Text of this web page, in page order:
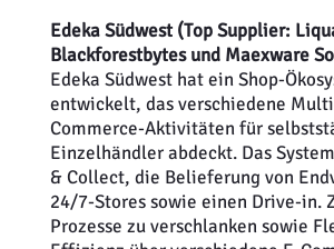
Edeka Südwest (Top Supplier:
Blackforestbytes und Maexware
Edeka Südwest hat ein Shop-
entwickelt, das verschiedene
Commerce-Aktivitäten für
Einzelhändler abdeckt. Das
& Collect, die Belieferung von
24/7-Stores sowie einen Drive-in.
Prozesse zu verschlanken sowie